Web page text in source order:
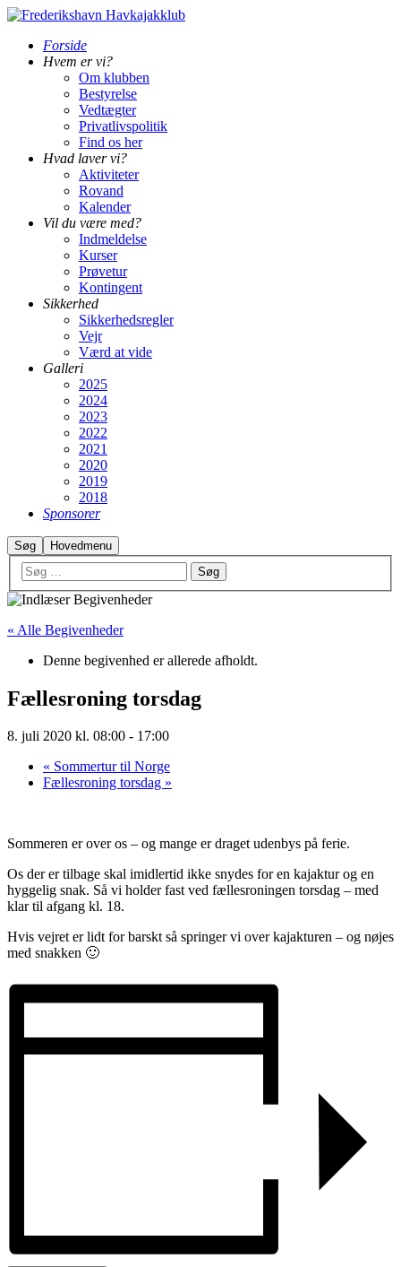
Forside
Hvem er vi?
Om klubben
Bestyrelse
Vedtægter
Privatlivspolitik
Find os her
Hvad laver vi?
Aktiviteter
Rovand
Kalender
Vil du være med?
Indmeldelse
Kurser
Prøvetur
Kontingent
Sikkerhed
Sikkerhedsregler
Vejr
Værd at vide
Galleri
2025
2024
2023
2022
2021
2020
2019
2018
Sponsorer
Søg Hovedmenu
« Alle Begivenheder
Denne begivenhed er allerede afholdt.
Fællesroning torsdag
8. juli 2020 kl. 08:00 - 17:00
« Sommertur til Norge
Fællesroning torsdag »
Sommeren er over os – og mange er draget udenbys på ferie.
Os der er tilbage skal imidlertid ikke snydes for en kajaktur og en
hyggelig snak. Så vi holder fast ved fællesroningen torsdag – med
klar til afgang kl. 18.
Hvis vejret er lidt for barskt så springer vi over kajakturen – og nøjes
med snakken 🙂